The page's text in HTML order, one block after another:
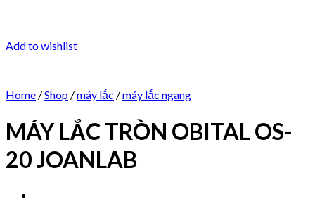
Add to wishlist
Home /Shop /máy lắc /máy lắc ngang
MÁY LẮC TRÒN OBITAL OS-
20 JOANLAB